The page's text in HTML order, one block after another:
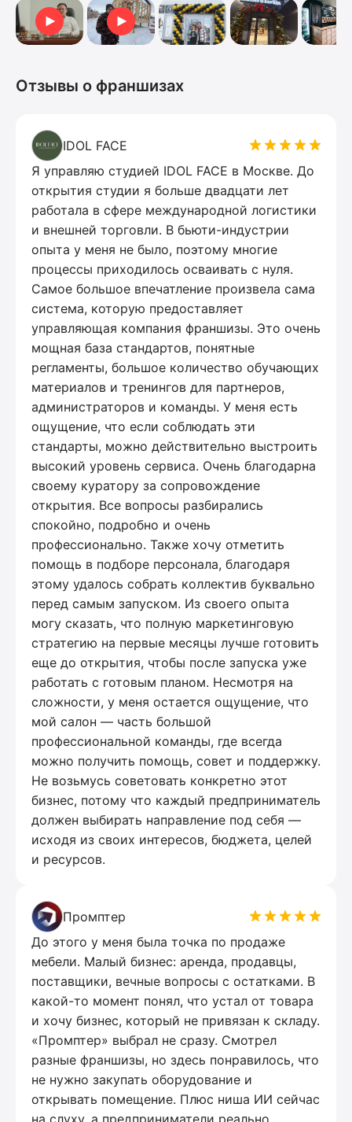
Отзыв о франшизеОтзыв о франшизе
Отзывы о франшизах
IDOL FACE
Я управляю студией IDOL FACE в Москве. До
открытия студии я больше двадцати лет
работала в сфере международной логистики
и внешней торговли. В бьюти-индустрии
опыта у меня не было, поэтому многие
процессы приходилось осваивать с нуля.
Самое большое впечатление произвела сама
система, которую предоставляет
управляющая компания франшизы. Это очень
мощная база стандартов, понятные
регламенты, большое количество обучающих
материалов и тренингов для партнеров,
администраторов и команды. У меня есть
ощущение, что если соблюдать эти
стандарты, можно действительно выстроить
высокий уровень сервиса. Очень благодарна
своему куратору за сопровождение
открытия. Все вопросы разбирались
спокойно, подробно и очень
профессионально. Также хочу отметить
помощь в подборе персонала, благодаря
этому удалось собрать коллектив буквально
перед самым запуском. Из своего опыта
могу сказать, что полную маркетинговую
стратегию на первые месяцы лучше готовить
еще до открытия, чтобы после запуска уже
работать с готовым планом. Несмотря на
сложности, у меня остается ощущение, что
мой салон — часть большой
профессиональной команды, где всегда
можно получить помощь, совет и поддержку.
Не возьмусь советовать конкретно этот
бизнес, потому что каждый предприниматель
должен выбирать направление под себя —
исходя из своих интересов, бюджета, целей
и ресурсов.
Промптер
До этого у меня была точка по продаже
мебели. Малый бизнес: аренда, продавцы,
поставщики, вечные вопросы с остатками. В
какой-то момент понял, что устал от товара
и хочу бизнес, который не привязан к складу.
«Промптер» выбрал не сразу. Смотрел
разные франшизы, но здесь понравилось, что
не нужно закупать оборудование и
открывать помещение. Плюс ниша ИИ сейчас
на слуху, а предприниматели реально